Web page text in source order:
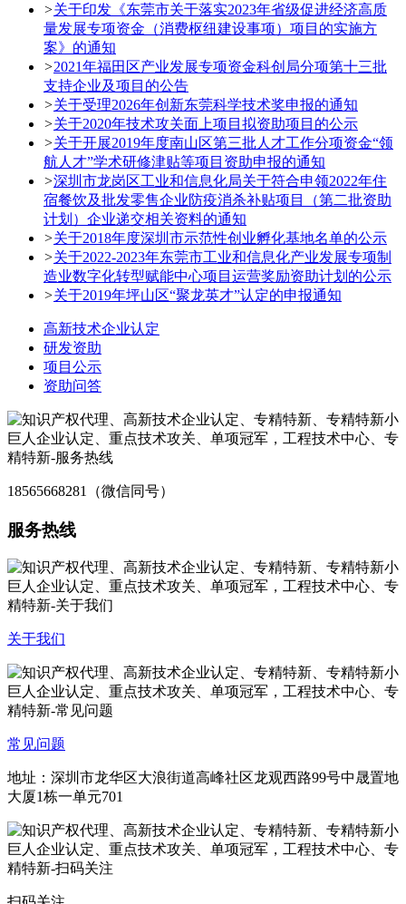
>关于印发《东莞市关于落实2023年省级促进经济高质
量发展专项资金（消费枢纽建设事项）项目的实施方
案》的通知
>2021年福田区产业发展专项资金科创局分项第十三批
支持企业及项目的公告
>关于受理2026年创新东莞科学技术奖申报的通知
>关于2020年技术攻关面上项目拟资助项目的公示
>关于开展2019年度南山区第三批人才工作分项资金“领
航人才”学术研修津贴等项目资助申报的通知
>深圳市龙岗区工业和信息化局关于符合申领2022年住
宿餐饮及批发零售企业防疫消杀补贴项目（第二批资助
计划）企业递交相关资料的通知
>关于2018年度深圳市示范性创业孵化基地名单的公示
>关于2022-2023年东莞市工业和信息化产业发展专项制
造业数字化转型赋能中心项目运营奖励资助计划的公示
>关于2019年坪山区“聚龙英才”认定的申报通知
高新技术企业认定
研发资助
项目公示
资助问答
18565668281（微信同号）
服务热线
关于我们
常见问题
地址：深圳市龙华区大浪街道高峰社区龙观西路99号中晟置地
大厦1栋一单元701